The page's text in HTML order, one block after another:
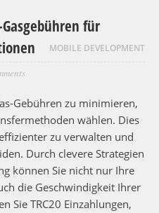
für
MOBILE DEVELOPMENT
Gebühren zu minimieren,
wählen. Dies
zu verwalten und
Durch clevere Strategien
können Sie nicht nur Ihre
die Geschwindigkeit Ihrer
Sie TRC20 Einzahlungen,